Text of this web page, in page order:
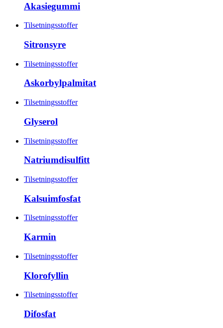
Akasiegummi
Tilsetningsstoffer
Sitronsyre
Tilsetningsstoffer
Askorbylpalmitat
Tilsetningsstoffer
Glyserol
Tilsetningsstoffer
Natriumdisulfitt
Tilsetningsstoffer
Kalsuimfosfat
Tilsetningsstoffer
Karmin
Tilsetningsstoffer
Klorofyllin
Tilsetningsstoffer
Difosfat